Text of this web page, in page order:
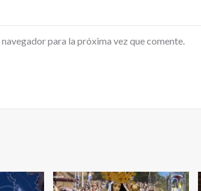
para la próxima vez que comente.